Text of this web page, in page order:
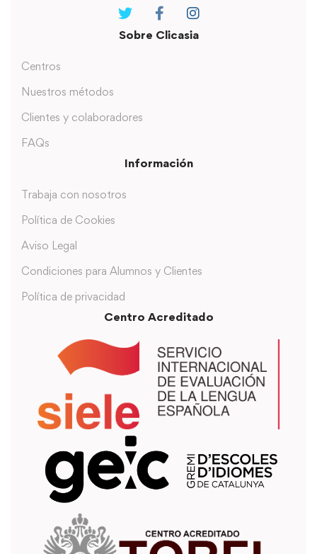
Sobre Clicasia
Centros
Nuestros métodos
Clientes y colaboradores
FAQs
Información
Trabaja con nosotros
Política de Cookies
Aviso Legal
Condiciones para Alumnos y Clientes
Política de privacidad
Centro Acreditado